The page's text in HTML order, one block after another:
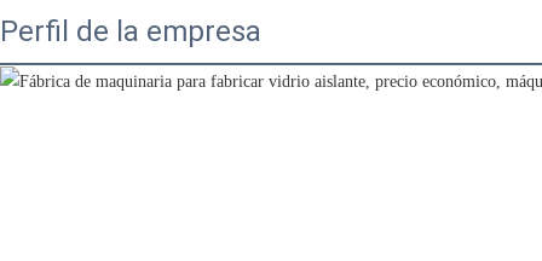
Perfil de la empresa